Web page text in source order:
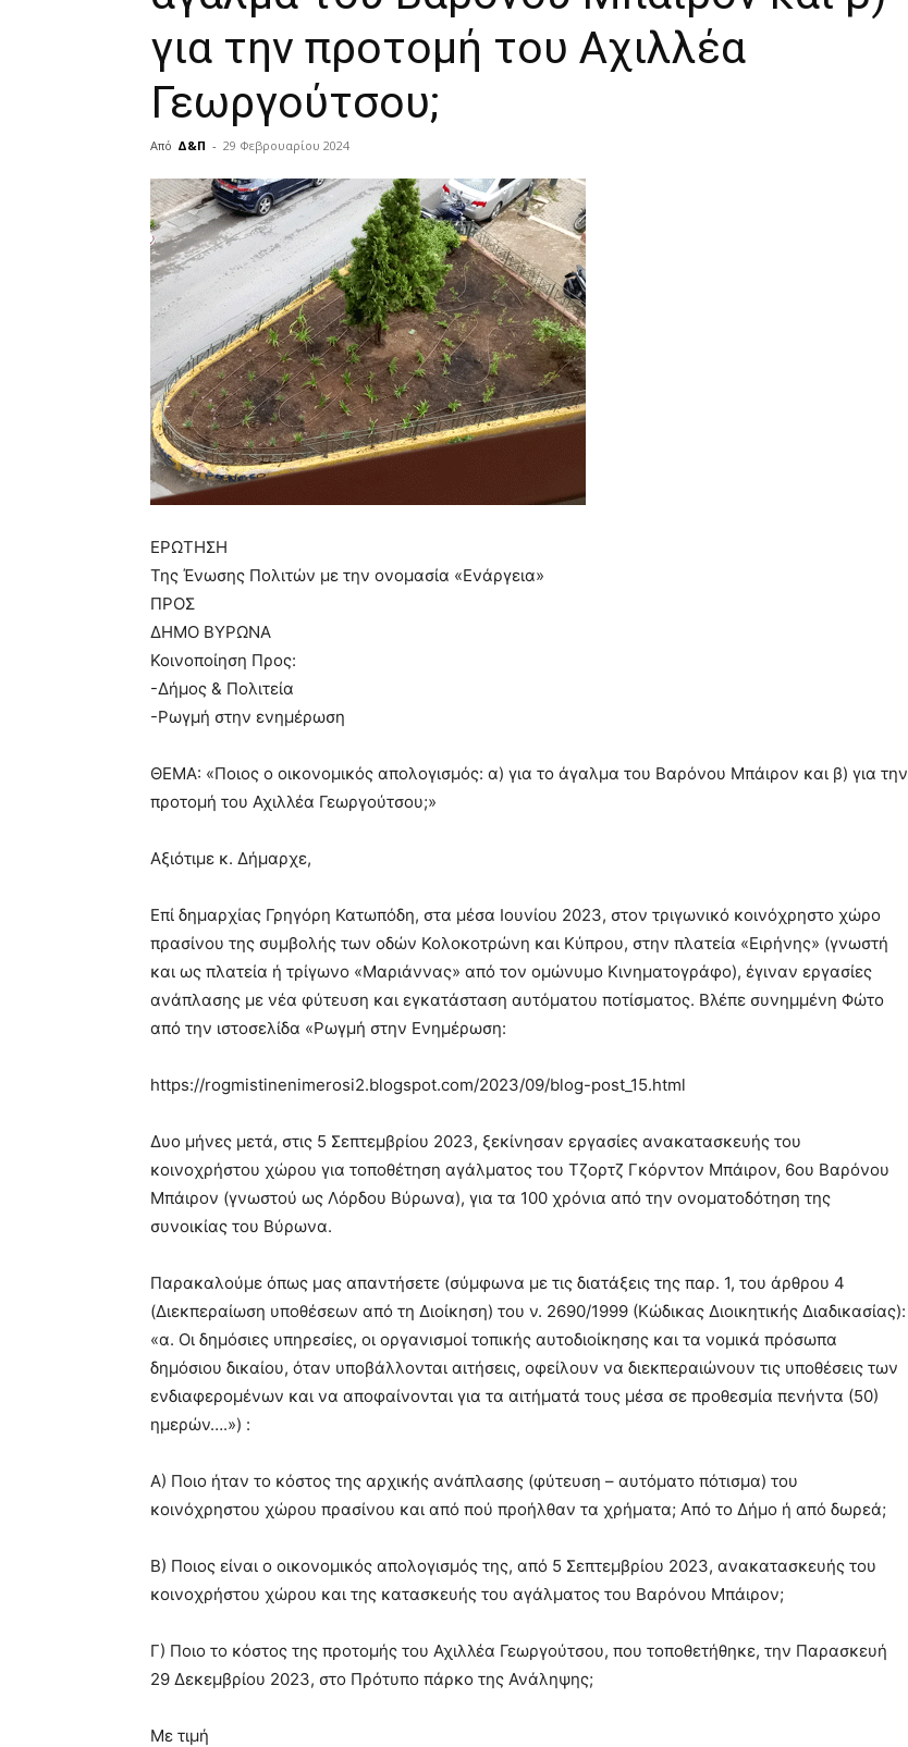
για την προτομή του Αχιλλέα
Γεωργούτσου;
Από Δ&Π - 29 Φεβρουαρίου 2024
blonde
lesbians
very
hot
cam
show.
xxx
brandi
lyons
teaches
you
the
meaning
of
pain.
hd
porn
ΕΡΩΤΗΣΗ
Της Ένωσης Πολιτών με την ονομασία «Ενάργεια»
ΠΡΟΣ
ΔΗΜΟ ΒΥΡΩΝΑ
Κοινοποίηση Προς:
-Δήμος & Πολιτεία
-Ρωγμή στην ενημέρωση
ΘΕΜΑ: «Ποιος ο οικονομικός απολογισμός: α) για το άγαλμα του Βαρόνου Μπάιρον και β) για την
προτομή του Αχιλλέα Γεωργούτσου;»
Αξιότιμε κ. Δήμαρχε,
Επί δημαρχίας Γρηγόρη Κατωπόδη, στα μέσα Ιουνίου 2023, στον τριγωνικό κοινόχρηστο χώρο
πρασίνου της συμβολής των οδών Κολοκοτρώνη και Κύπρου, στην πλατεία «Ειρήνης» (γνωστή
και ως πλατεία ή τρίγωνο «Μαριάννας» από τον ομώνυμο Κινηματογράφο), έγιναν εργασίες
ανάπλασης με νέα φύτευση και εγκατάσταση αυτόματου ποτίσματος. Βλέπε συνημμένη Φώτο
από την ιστοσελίδα «Ρωγμή στην Ενημέρωση:
https://rogmistinenimerosi2.blogspot.com/2023/09/blog-post_15.html
Δυο μήνες μετά, στις 5 Σεπτεμβρίου 2023, ξεκίνησαν εργασίες ανακατασκευής του
κοινοχρήστου χώρου για τοποθέτηση αγάλματος του Τζορτζ Γκόρντον Μπάιρον, 6ου Βαρόνου
Μπάιρον (γνωστού ως Λόρδου Βύρωνα), για τα 100 χρόνια από την ονοματοδότηση της
συνοικίας του Βύρωνα.
Παρακαλούμε όπως μας απαντήσετε (σύμφωνα με τις διατάξεις της παρ. 1, του άρθρου 4
(Διεκπεραίωση υποθέσεων από τη Διοίκηση) του ν. 2690/1999 (Κώδικας Διοικητικής Διαδικασίας):
«α. Οι δημόσιες υπηρεσίες, οι οργανισμοί τοπικής αυτοδιοίκησης και τα νομικά πρόσωπα
δημόσιου δικαίου, όταν υποβάλλονται αιτήσεις, οφείλουν να διεκπεραιώνουν τις υποθέσεις των
ενδιαφερομένων και να αποφαίνονται για τα αιτήματά τους μέσα σε προθεσμία πενήντα (50)
ημερών….») :
Α) Ποιο ήταν το κόστος της αρχικής ανάπλασης (φύτευση – αυτόματο πότισμα) του
κοινόχρηστου χώρου πρασίνου και από πού προήλθαν τα χρήματα; Από το Δήμο ή από δωρεά;
Β) Ποιος είναι ο οικονομικός απολογισμός της, από 5 Σεπτεμβρίου 2023, ανακατασκευής του
κοινοχρήστου χώρου και της κατασκευής του αγάλματος του Βαρόνου Μπάιρον;
Γ) Ποιο το κόστος της προτομής του Αχιλλέα Γεωργούτσου, που τοποθετήθηκε, την Παρασκευή
29 Δεκεμβρίου 2023, στο Πρότυπο πάρκο της Ανάληψης;
Με τιμή